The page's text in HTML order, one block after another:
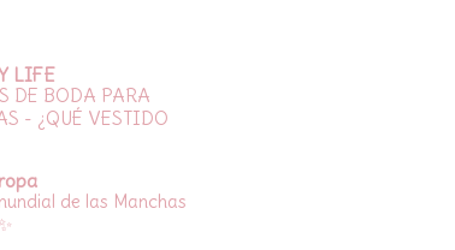
LIFE
DE BODA PARA
- ¿QUÉ VESTIDO
de las Manchas